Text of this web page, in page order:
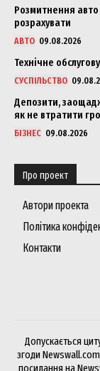
Розмитнення авто
розрахувати
АВТО 09.08.2026
Технічне
СУСПІЛЬСТВО
Депозити,
як не втратити
БІЗНЕС 09.08.2026
Про проект
Автори проекта
Політика
Контакти
Допускається
згоди
посилання на